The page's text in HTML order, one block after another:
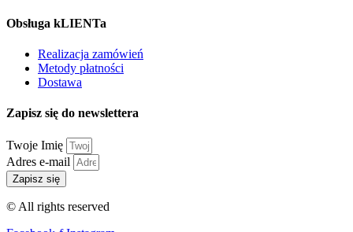
Obsługa kLIENTa
Realizacja zamówień
Metody płatności
Dostawa
Zapisz się do newslettera
Twoje Imię
Adres e-mail
Zapisz się
© All rights reserved